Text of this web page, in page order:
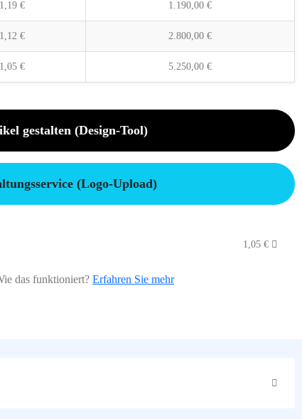
1,19 € 1.190,00 €
1,12 € 2.800,00 €
1,05 € 5.250,00 €
gestalten (Design-Tool)
(Logo-Upload)
1,05 €
das funktioniert? Erfahren Sie mehr